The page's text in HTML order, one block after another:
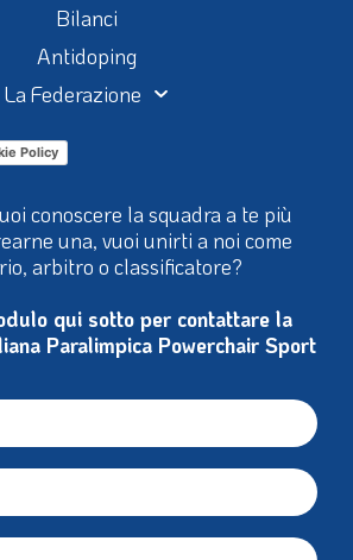
Bilanci
Antidoping
La Federazione
Policy
conoscere la squadra a te più
una, vuoi unirti a noi come
arbitro o classificatore?
qui sotto per contattare la
Paralimpica Powerchair Sport